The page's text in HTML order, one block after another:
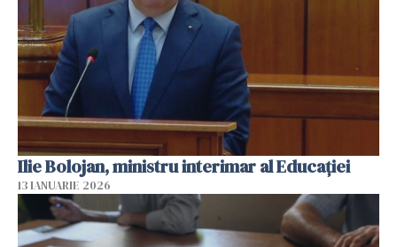
Ilie Bolojan, ministru interimar al Educaţiei
13 IANUARIE 2026